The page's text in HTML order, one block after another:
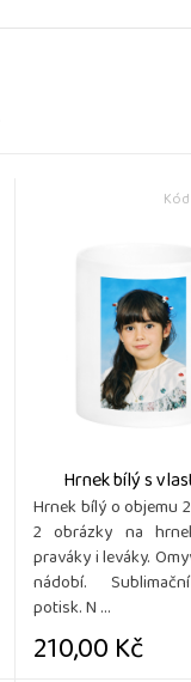
Hrnek bílý s
Hrnek bílý o objemu
2 obrázky na
praváky i leváky.
nádobí.
potisk. N ...
210,00 Kč